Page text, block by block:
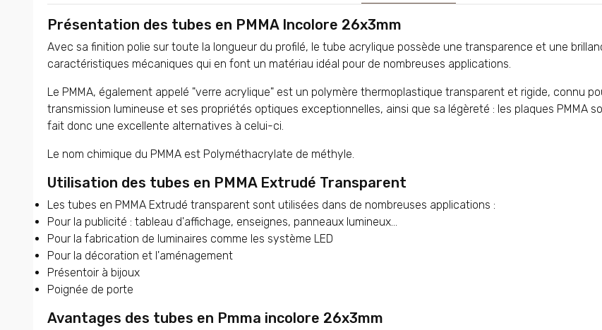
Présentation des tubes en PMMA Incolore 26x3mm
Avec sa finition polie sur toute la longueur du profilé, le tube acrylique possède une transparence et une
caractéristiques mécaniques qui en font un matériau idéal pour de nombreuses applications.
Le PMMA, également appelé "verre acrylique" est un polymère thermoplastique transparent et rigide, connu
transmission lumineuse et ses propriétés optiques exceptionnelles, ainsi que sa légèreté : les plaques PMMA
fait donc une excellente alternatives à celui-ci.
Le nom chimique du PMMA est Polyméthacrylate de méthyle.
Utilisation des tubes en PMMA Extrudé Transparent
Les tubes en PMMA Extrudé transparent sont utilisées dans de nombreuses applications :
Pour la publicité : tableau d'affichage, enseignes, panneaux lumineux...
Pour la fabrication de luminaires comme les système LED
Pour la décoration et l'aménagement
Présentoir à bijoux
Poignée de porte
Avantages des tubes en Pmma incolore 26x3mm